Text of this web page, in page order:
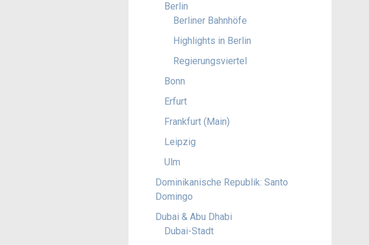
Berlin
Berliner Bahnhöfe
Highlights in Berlin
Regierungsviertel
Bonn
Erfurt
Frankfurt (Main)
Leipzig
Ulm
Dominikanische Republik: Santo
Domingo
Dubai & Abu Dhabi
Dubai-Stadt